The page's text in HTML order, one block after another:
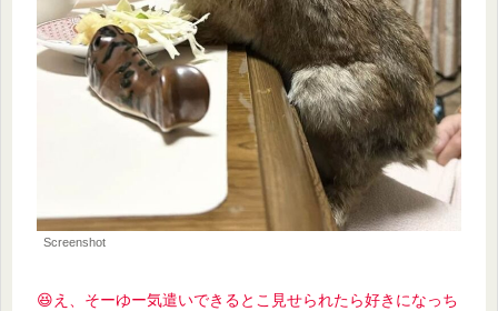
Screenshot
😆え、そーゆー気遣いできるとこ見せられたら好きになっち